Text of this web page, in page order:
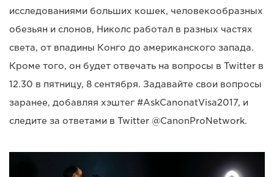
исследованиями больших кошек, человекообразных
обезьян и слонов, Николс работал в разных частях
света, от впадины Конго до американского запада.
Кроме того, он будет отвечать на вопросы в Twitter в
12.30 в пятницу, 8 сентября. Задавайте свои вопросы
заранее, добавляя хэштег #AskCanonatVisa2017, и
следите за ответами в Twitter @CanonProNetwork.